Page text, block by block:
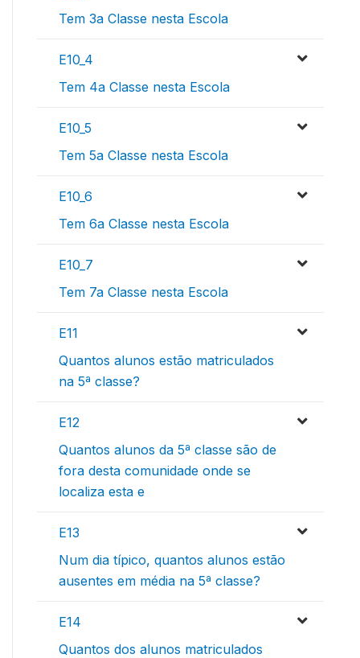
Tem 3a Classe nesta Escola
E10_4
Tem 4a Classe nesta Escola
E10_5
Tem 5a Classe nesta Escola
E10_6
Tem 6a Classe nesta Escola
E10_7
Tem 7a Classe nesta Escola
E11
Quantos alunos estão matriculados
na 5ª classe?
E12
Quantos alunos da 5ª classe são de
fora desta comunidade onde se
localiza esta e
E13
Num dia típico, quantos alunos estão
ausentes em média na 5ª classe?
E14
Quantos dos alunos matriculados